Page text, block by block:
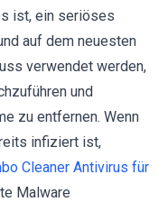
ist, ein seriöses
auf dem neuesten
verwendet werden,
und
zu entfernen. Wenn
infiziert ist,
Cleaner Antivirus für
Malware